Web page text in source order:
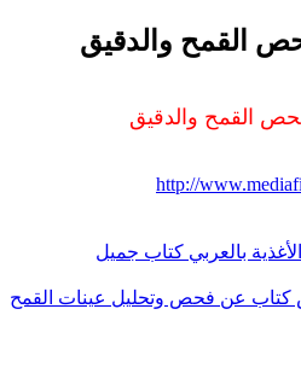
القمح والدقيق
القمح والدقيق
http://
بالعربي كتاب جميل
عن فحص وتحليل عينات القمح